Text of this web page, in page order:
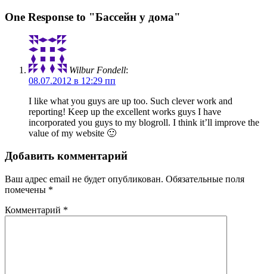
One Response to "Бассейн у дома"
Wilbur Fondell:
08.07.2012 в 12:29 пп
I like what you guys are up too. Such clever work and
reporting! Keep up the excellent works guys I have
incorporated you guys to my blogroll. I think it’ll improve the
value of my website 🙂
Добавить комментарий
Ваш адрес email не будет опубликован. Обязательные поля
помечены *
Комментарий *